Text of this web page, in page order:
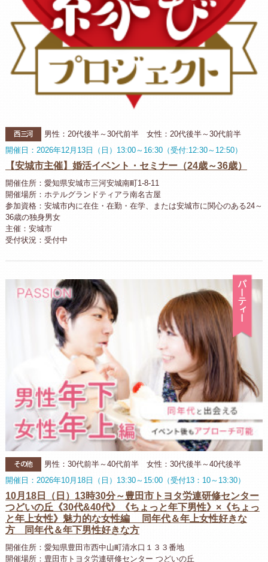
西三河
男性：20代後半～30代前半 女性：20代後半～30代前半
開催日：2026年12月13日（日）13:00～16:30（受付:12:30～12:50）
【安城市主催】婚活イベント・セミナー（24歳～36歳）
開催住所：愛知県安城市三河安城南町1-8-11
開催場所：ホテルグランドティアラ南名古屋
参加資格：安城市内に在住・在勤・在学、または安城市に関心のある24～
36歳の独身男女
主催：安城市
受付状況：受付中
パ
その他
男性：30代前半～40代前半 女性：30代後半～40代後半
開催日：2026年10月18日（日）13:30～15:00（受付13：10～13:30）
10月18日（日）13時30分～豊田市トヨタ労連研修センター
つどいの丘《30代&40代》《ちょっと年下男性》×《ちょっ
と年上女性》魅力的な女性編 同年代＆年上女性好きな
方 同年代＆年下男性好きな方
開催住所：愛知県豊田市西中山町清水口１３３番地
開催場所：豊田市トヨタ労連研修センター つどいの丘